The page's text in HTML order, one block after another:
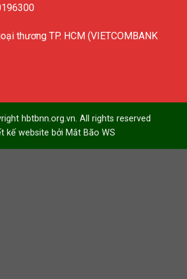
thương TP. HCM (VIETCOMBANK
hbtbnn.org.vn. All rights reserved
kế website bởi Mắt Bão WS